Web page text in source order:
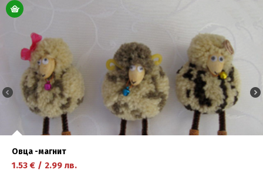
научете повече
Овца -магнит
1.53 € / 2.99 лв.